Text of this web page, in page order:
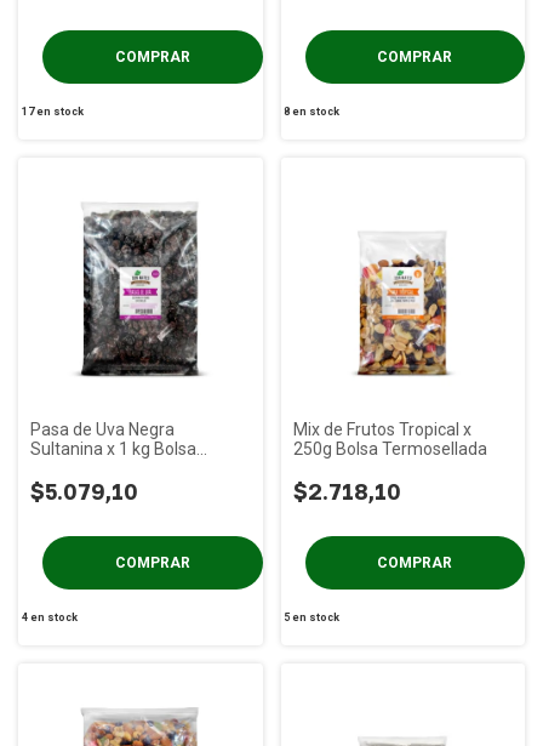
17en stock 8 en stock
Pasa de Uva Negra
Sultanina x 1 kg Bolsa
$5.079,10
4en stock
Mix de Frutos Tropical x
250g Bolsa Termosellada
$2.718,10
5 en stock